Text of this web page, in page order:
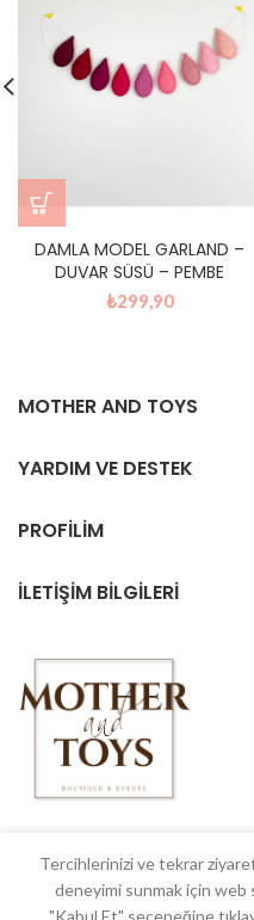
DAMLA MODEL GARLAND –
DUVAR SÜSÜ – PEMBE
₺299,90
MOTHER AND TOYS
YARDIM VE DESTEK
PROFİLİM
İLETİŞİM BİLGİLERİ
© 2018 Mother &
Tercihlerinizi ve tekrar
deneyimi sunmak için web
"Kabul Et" seçeneğine